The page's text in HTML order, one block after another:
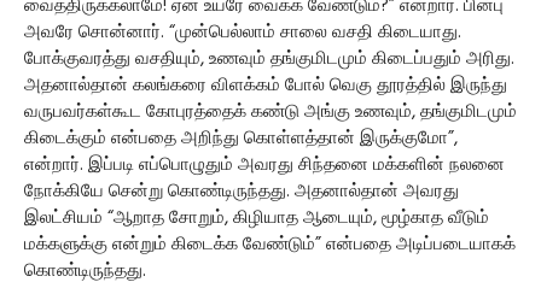
வைத்திருக்கலாமே! ஏன் உயரே வைக்க வேண்டும்?” என்றார். பின்பு
அவரே சொன்னார். “முன்பெல்லாம் சாலை வசதி கிடையாது.
போக்குவரத்து வசதியும், உணவும் தங்குமிடமும் கிடைப்பதும் அரிது.
அதனால்தான் கலங்கரை விளக்கம் போல் வெகு தூரத்தில் இருந்து
வருபவர்கள்கூட கோபுரத்தைக் கண்டு அங்கு உணவும், தங்குமிடமும்
கிடைக்கும் என்பதை அறிந்து கொள்ளத்தான் இருக்குமோ”,
என்றார். இப்படி எப்பொழுதும் அவரது சிந்தனை மக்களின் நலனை
நோக்கியே சென்று கொண்டிருந்தது. அதனால்தான் அவரது
இலட்சியம் “ஆறாத சோறும், கிழியாத ஆடையும், மூழ்காத வீடும்
மக்களுக்கு என்றும் கிடைக்க வேண்டும்” என்பதை அடிப்படையாகக்
கொண்டிருந்தது.